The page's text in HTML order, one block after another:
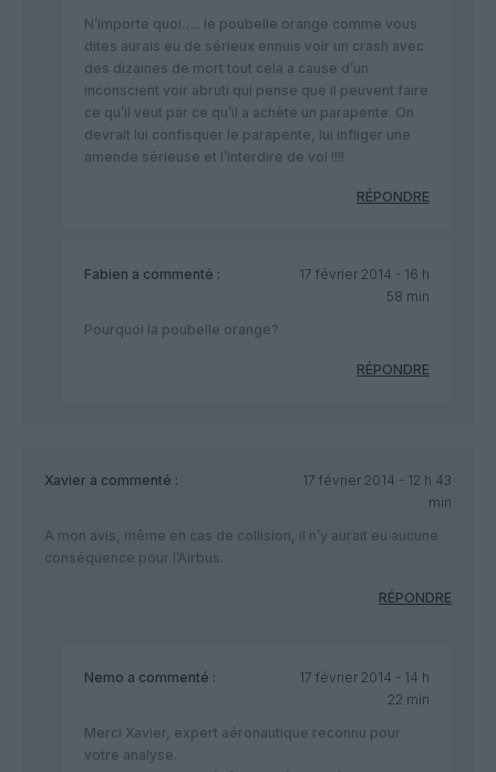
N’importe quoi….. le poubelle orange comme vous
dites aurais eu de sérieux ennuis voir un crash avec
des dizaines de mort tout cela a cause d’un
inconscient voir abruti qui pense que il peuvent faire
ce qu’il veut par ce qu’il a achète un parapente. On
devrait lui confisquer le parapente, lui infliger une
amende sérieuse et l’interdire de vol !!!!
RÉPONDRE
Fabien a commenté :
17 février 2014 - 16 h
58 min
Pourquoi la poubelle orange?
RÉPONDRE
Xavier a commenté :
17 février 2014 - 12 h 43
min
A mon avis, même en cas de collision, il n’y aurait eu aucune
conséquence pour l’Airbus.
RÉPONDRE
Nemo a commenté :
17 février 2014 - 14 h
22 min
Merci Xavier, expert aéronautique reconnu pour
votre analyse.